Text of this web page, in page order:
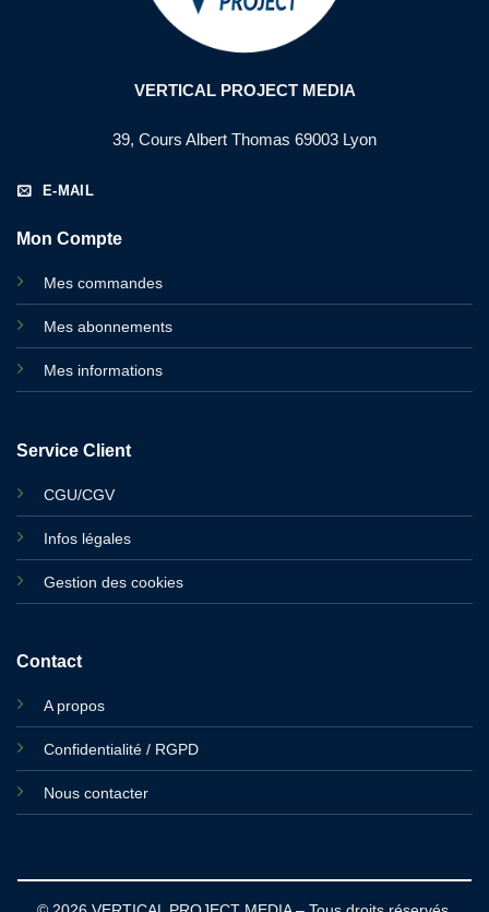
VERTICAL PROJECT MEDIA
39, Cours Albert Thomas 69003 Lyon
E-MAIL
Mon Compte
Mes commandes
Mes abonnements
Mes informations
Service Client
CGU/CGV
Infos légales
Gestion des cookies
Contact
A propos
Confidentialité / RGPD
Nous contacter